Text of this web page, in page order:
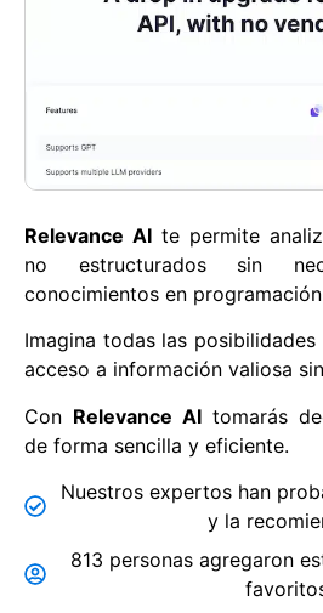
Relevance AI te permite
no estructurados sin
conocimientos en
Imagina todas las
acceso a información valiosa
Con Relevance AI tomarás
de forma sencilla y eficiente.
Nuestros expertos han
y la
813 personas agregaron